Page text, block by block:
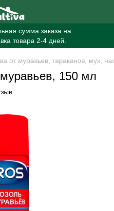
сумма заказа на
товара 2-4 дней.
от муравьев, тараканов, мух,
150 мл